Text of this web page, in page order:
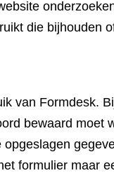
die bijhouden
van Formdesk.
bewaard moet
formulier maar